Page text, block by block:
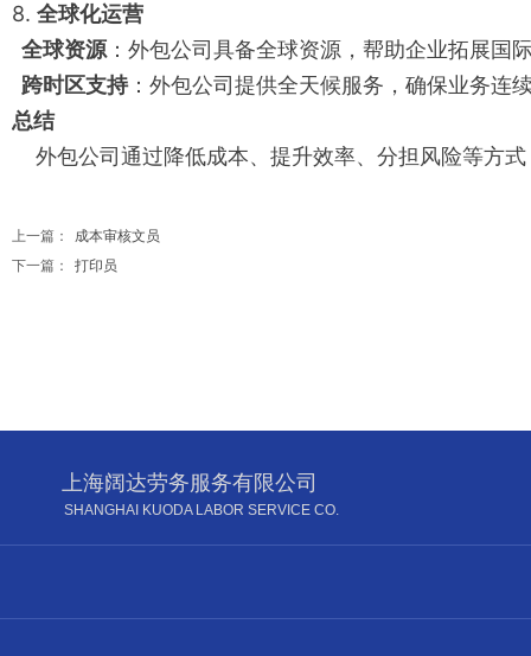
8. 全球化运营
全球资源 ：外包公司具备全球资源，帮助企业拓展国
跨时区支持：外包公司提供全天候服务，确保业务连
总结
外包公司通过降低成本、提升效率、分担风险等方
上一篇：
成本审核文员
下一篇：
打印员
SHANGHAI KUODA LABOR SERVICE CO.
上海阔达劳务服务有限公司